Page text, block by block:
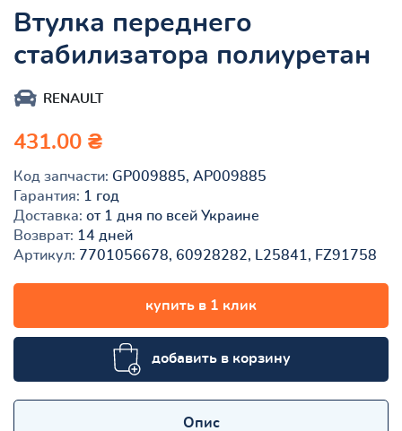
Втулка переднего
стабилизатора полиуретан
RENAULT
431.00 ₴
Код запчасти: GP009885, AP009885
Гарантия: 1 год
Доставка: от 1 дня по всей Украине
Возврат: 14 дней
Артикул: 7701056678, 60928282, L25841, FZ91758
купить в 1 клик
добавить в корзину
Опис